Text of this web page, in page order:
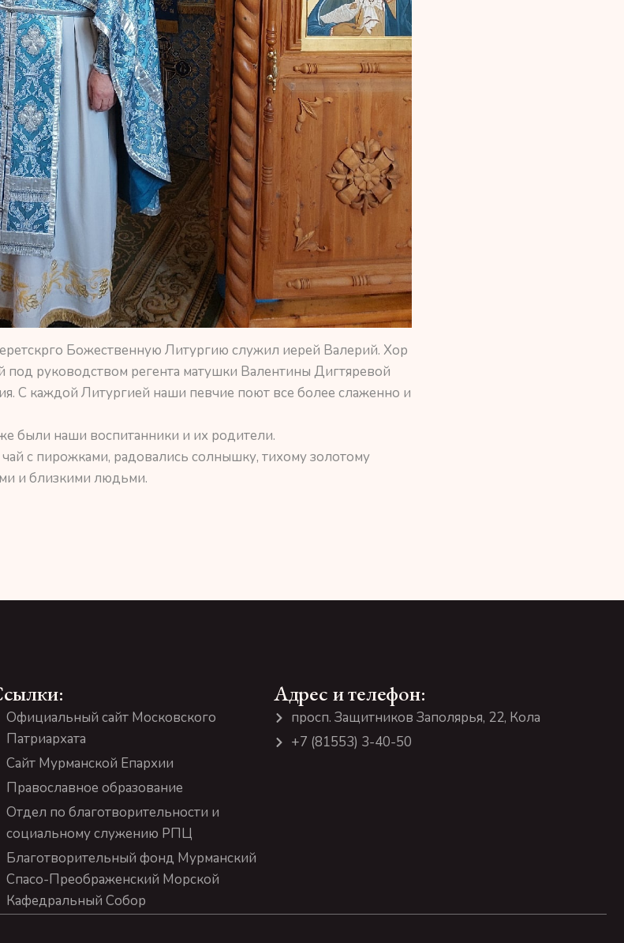
Божественную Литургию служил иерей Валерий. Хор
под руководством регента матушки Валентины Дигтяревой
С каждой Литургией наши певчие поют все более слаженно и
были наши воспитанники и их родители.
с пирожками, радовались солнышку, тихому золотому
и близкими людьми.
Официальный сайт Московского
Патриархата
Сайт Мурманской Епархии
Православное образование
Отдел по благотворительности и
социальному служению РПЦ
Благотворительный фонд Мурманский
Спасо-Преображенский Морской
Кафедральный Собор
Адрес и телефон:
просп. Защитников Заполярья, 22, Кола
+7 (81553) 3-40-50